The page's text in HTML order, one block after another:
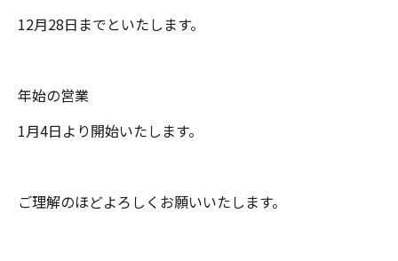
12月28日までといたします。
年始の営業
1月4日より開始いたします。
ご理解のほどよろしくお願いいたします。